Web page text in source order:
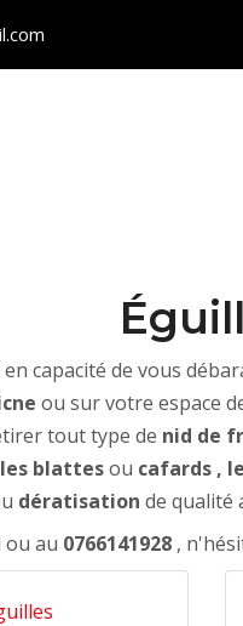
capacité de vous
ou sur votre espace
tout type de nid de
les blattesou cafards ,
dératisation de qualité
ou au 0766141928 ,